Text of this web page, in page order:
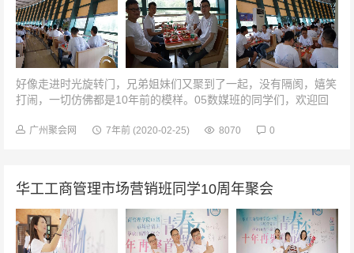
好像走进时光旋转门，兄弟姐妹们又聚到了一起，没有隔阂，嬉笑
打闹，一切仿佛都是10年前的模样。05数媒班的同学们，欢迎回
只是校道的树苗长成了大树...
广州聚会网 7年前 (2020-02-25) 8070 0
华工工商管理市场营销班同学10周年聚会